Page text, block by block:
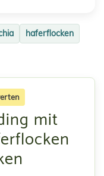
haferflocken
mit